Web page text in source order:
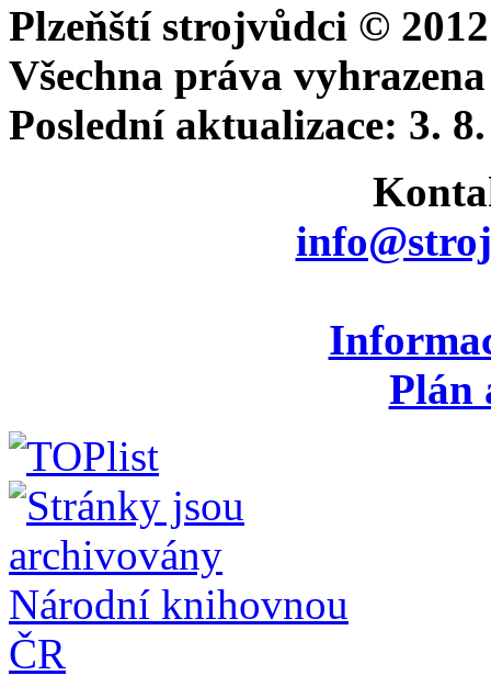
Plzeňští strojvůdci ©
Všechna práva vyhrazena
Poslední aktualizace: 3.
Plán